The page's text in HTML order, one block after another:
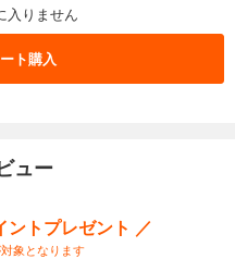
入りません
ト購入
ュー
ントプレゼント ／
象となります